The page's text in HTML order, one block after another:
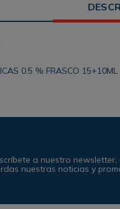
0.5 % FRASCO 15+10ML
a nuestro newsletter,
nuestras noticias y